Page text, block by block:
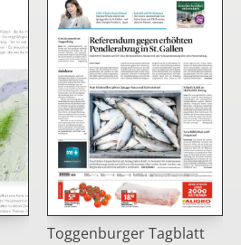
Toggenburger Tagblatt